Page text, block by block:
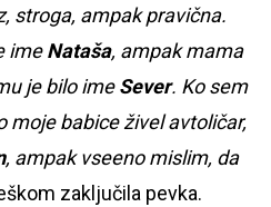
stroga, ampak pravična.
imeNataša, ampak mama
je bilo imeSever. Ko sem
moje babice živel avtoličar,
, ampak vseeno mislim, da
zaključila pevka.